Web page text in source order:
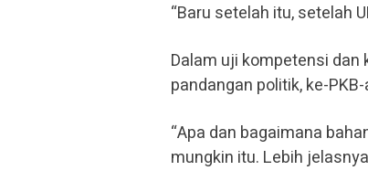
“Baru setelah itu, setelah
Dalam uji kompetensi
pandangan politik, ke-
“Apa dan bagaimana
mungkin itu. Lebih